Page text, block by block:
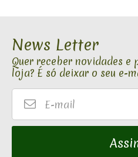
News Letter
Quer receber novidades e
loja? É só deixar o seu e-
E-